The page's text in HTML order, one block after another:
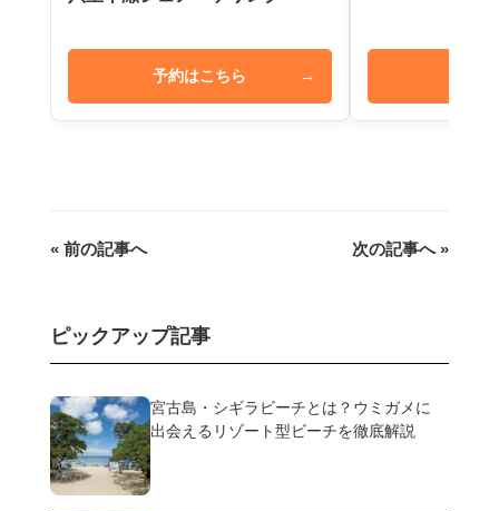
予約はこちら →
« 前の記事へ 次の記事へ »
ピックアップ記事
宮古島・シギラビーチとは？ウミガメに
出会えるリゾート型ビーチを徹底解説